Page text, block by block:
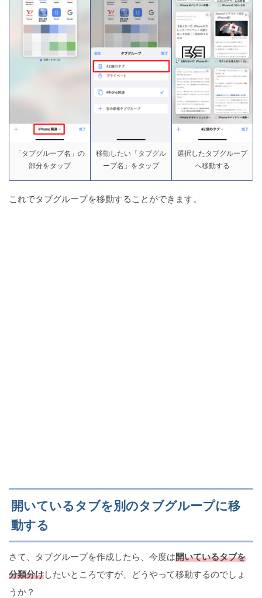
「タブグループ名」の
部分をタップ
移動したい「タブグル
ープ名」をタップ
選択したタブグループ
へ移動する
これでタブグループを移動することができます。
開いているタブを別のタブグループに移
動する
さて、タブグループを作成したら、今度は開いているタブを
分類分けしたいところですが、どうやって移動するのでしょ
うか？